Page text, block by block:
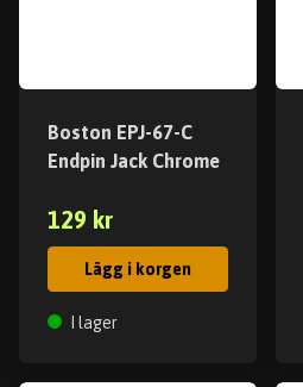
Boston EPJ-67-C
Endpin Jack Chrome
129 kr
Lägg i korgen
I lager